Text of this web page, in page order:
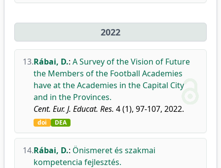
2022
13.Rábai, D.: A Survey of the Vision of Future
the Members of the Football Academies
have at the Academies in the Capital City
and in the Provinces.
Cent. Eur. J. Educat. Res. 4 (1), 97-107, 2022.
doi DEA
14.Rábai, D.: Önismeret és szakmai
kompetencia fejlesztés.